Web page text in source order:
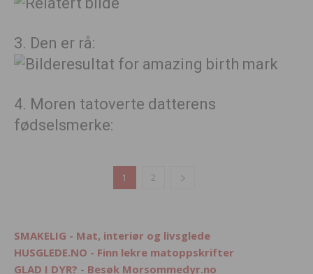
3. Den er rå:
4. Moren tatoverte datterens
fødselsmerke:
1 2
SMAKELIG - Mat, interiør og livsglede
HUSGLEDE.NO - Finn lekre matoppskrifter
GLAD I DYR? - Besøk Morsommedyr.no